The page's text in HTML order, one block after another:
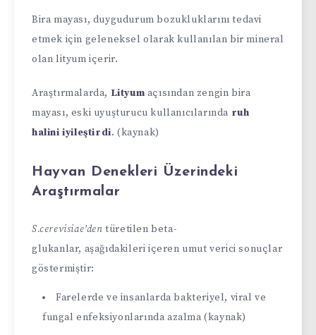
Bira mayası, duygudurum bozukluklarını tedavi
etmek için geleneksel olarak kullanılan bir mineral
olan lityum içerir.
Araştırmalarda, Lityum açısından zengin bira
mayası, eski uyuşturucu kullanıcılarında ruh
halini iyileştirdi. (kaynak)
Hayvan Denekleri Üzerindeki
Araştırmalar
S.cerevisiae’den türetilen beta-
glukanlar, aşağıdakileri içeren umut verici sonuçlar
göstermiştir:
Farelerde ve insanlarda bakteriyel, viral ve
fungal enfeksiyonlarında azalma (kaynak)